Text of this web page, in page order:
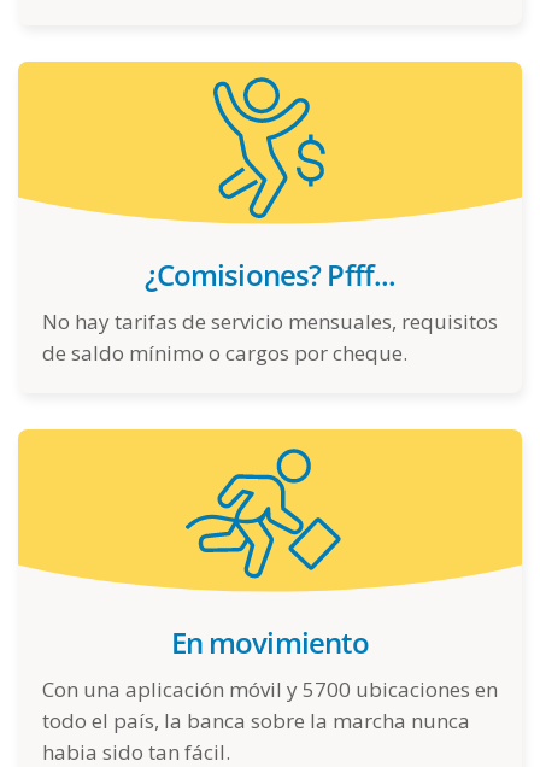
¿Comisiones? Pfff...
No hay tarifas de servicio mensuales, requisitos
de saldo mínimo o cargos por cheque.
En movimiento
Con una aplicación móvil y 5700 ubicaciones en
todo el país, la banca sobre la marcha nunca
habia sido tan fácil.